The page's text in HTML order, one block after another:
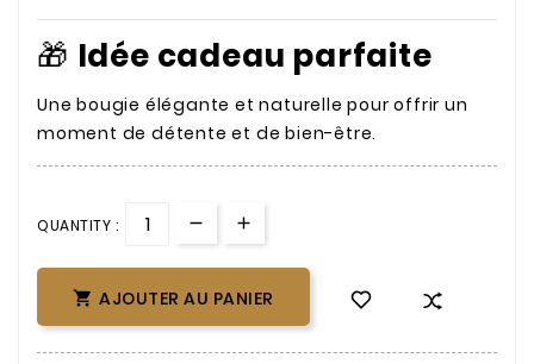
🎁 Idée cadeau parfaite
Une bougie élégante et naturelle pour offrir un
moment de détente et de bien-être.
QUANTITY :
 AJOUTER AU PANIER